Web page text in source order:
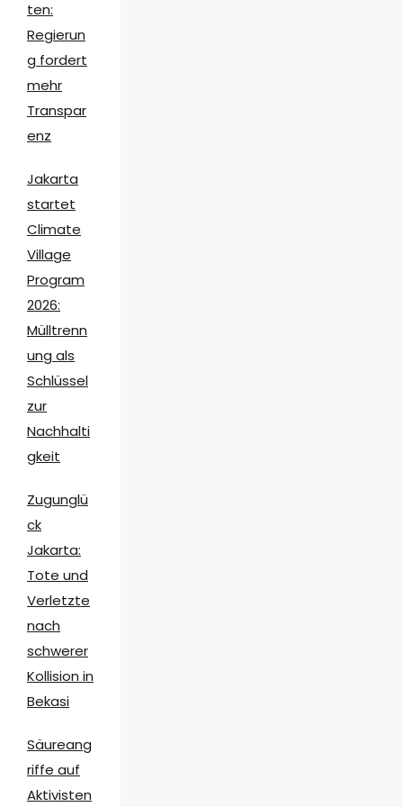
ten:
Regierun
g fordert
mehr
Transpar
enz
Jakarta
startet
Climate
Village
Program
2026:
Mülltrenn
ung als
Schlüssel
zur
Nachhalti
gkeit
Zugunglü
ck
Jakarta:
Tote und
Verletzte
nach
schwerer
Kollision in
Bekasi
Säureang
riffe auf
Aktivisten